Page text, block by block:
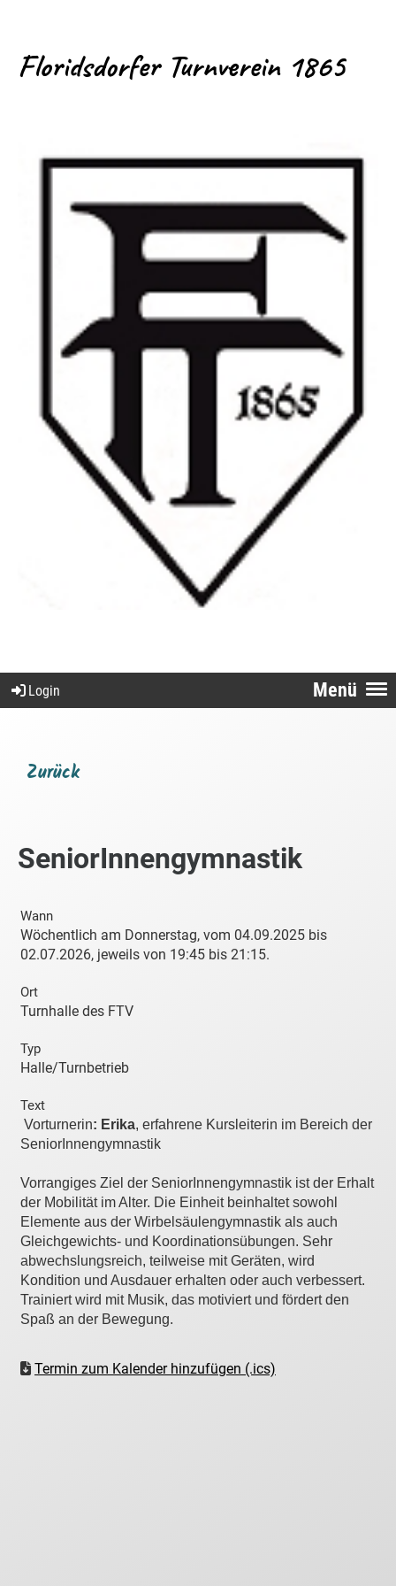
Floridsdorfer Turnverein 1865
Menü
Login
Zurück
SeniorInnengymnastik
Wann
Wöchentlich am Donnerstag, vom 04.09.2025 bis
02.07.2026, jeweils von 19:45 bis 21:15.
Ort
Turnhalle des FTV
Typ
Halle/Turnbetrieb
Text
Vorturnerin: Erika, erfahrene Kursleiterin im Bereich der
SeniorInnengymnastik
Vorrangiges Ziel der SeniorInnengymnastik ist der Erhalt
der Mobilität im Alter. Die Einheit beinhaltet sowohl
Elemente aus der Wirbelsäulengymnastik als auch
Gleichgewichts- und Koordinationsübungen. Sehr
abwechslungsreich, teilweise mit Geräten, wird
Kondition und Ausdauer erhalten oder auch verbessert.
Trainiert wird mit Musik, das motiviert und fördert den
Spaß an der Bewegung.
Termin zum Kalender hinzufügen (.ics)